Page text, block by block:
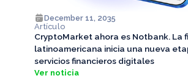
December 11, 2035
Artículo
CryptoMarket ahora es Notbank. La
latinoamericana inicia una nueva
servicios financieros digitales
Ver noticia